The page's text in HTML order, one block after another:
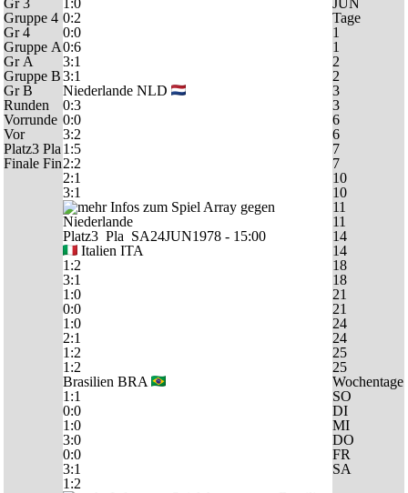
Gr 3
Gruppe 4
Gr 4
Gruppe A
Gr A
Gruppe B
Gr B
Runden
Vorrunde
Vor
Platz3 Pla
Finale Fin
1:0
0:2
0:0
0:6
3:1
3:1
Niederlande NLD
0:3
0:0
3:2
1:5
2:2
2:1
3:1
Platz3 Pla SA24JUN1978 - 15:00
Italien ITA
1:2
3:1
1:0
0:0
1:0
2:1
1:2
1:2
Brasilien BRA
1:1
0:0
1:0
3:0
0:0
3:1
1:2
JUN
Tage
1
1
2
2
3
3
6
6
7
7
10
10
11
11
14
14
18
18
21
21
24
24
25
25
Wochentage
SO
DI
MI
DO
FR
SA